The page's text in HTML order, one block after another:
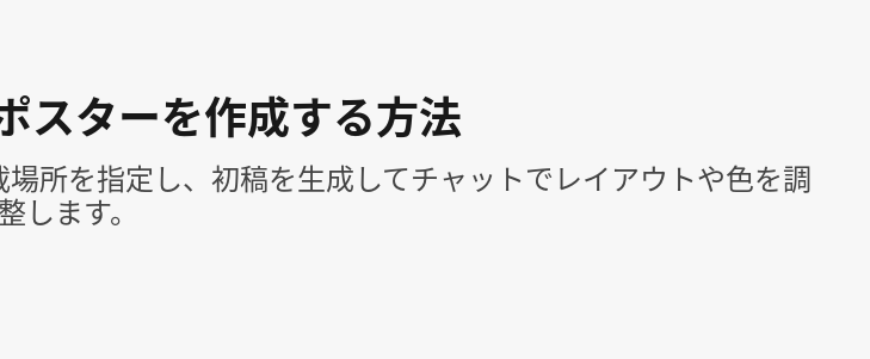
スターを作成する方法
所を指定し、初稿を生成してチャットでレイアウトや色を調
整します。